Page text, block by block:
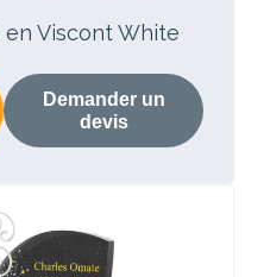
en Viscont White
Demander un
devis